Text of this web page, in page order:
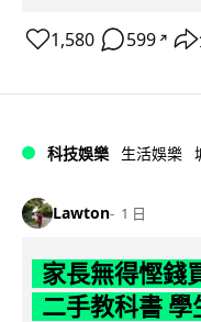
1,580 599 ↗
科技娛樂 生活娛樂
Lawton 1 日
家長無得慳錢
二手教科書